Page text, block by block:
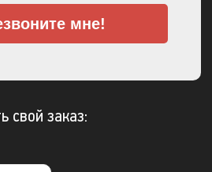
мне!
свой заказ: